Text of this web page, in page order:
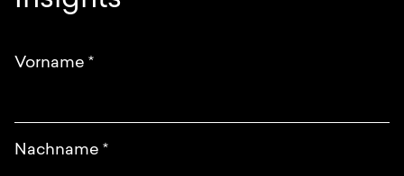
Vorname *
Nachname *